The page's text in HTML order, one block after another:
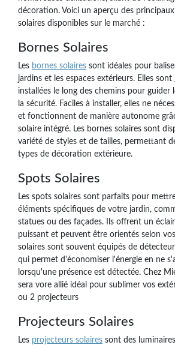
décoration. Voici un aperçu des
solaires disponibles sur le marché :
Bornes Solaires
Les bornes solaires sont idéales pour
jardins et les espaces extérieurs. Elles
installées le long des chemins pour guider
la sécurité. Faciles à installer, elles ne
et fonctionnent de manière autonome
solaire intégré. Les bornes solaires sont
variété de styles et de tailles, permettant
types de décoration extérieure.
Spots Solaires
Les spots solaires sont parfaits pour
éléments spécifiques de votre jardin,
statues ou des façades. Ils offrent un
puissant et peuvent être orientés selon
solaires sont souvent équipés de
qui permet d'économiser l'énergie en ne
lorsqu'une présence est détectée. Chez
sera vore allié idéal pour sublimer vos
ou 2 projecteurs
Projecteurs Solaires
Les projecteurs solaires sont des